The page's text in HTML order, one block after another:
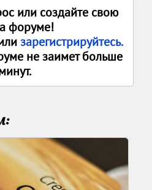
или создайте свою
форуме!
зарегистрируйтесь.
не заимет больше